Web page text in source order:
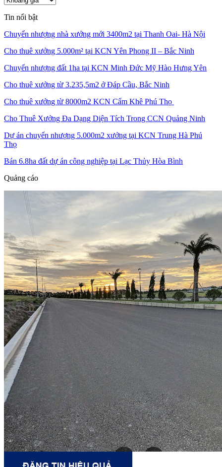
Tin nổi bật
Chuyển nhượng nhà xưởng mới 3400m2 tại Thanh Oai- Hà Nội
Cho thuê xưởng 5.000m² tại KCN Yên Phong II – Bắc Ninh
Chuyển nhượng đất 1ha tại KCN Minh Đức Mỹ Hào Hưng Yên
Cho thuê xưởng từ 3.235,5m2 ở Đáp Cầu, Bắc Ninh
Cho thuê xưởng từ 8000m2 KCN Cẩm Khê Phú Thọ
Cho Thuê Xưởng Đa Dạng Diện Tích Trong CCN Quảng Ninh
Dự án chuyển nhượng 5.000m2 xưởng tại KCN Trung Hà Phú
Thọ
Bán 6.8ha đất dự án công nghiệp tại Lạc Thủy Hòa Bình
Quảng cáo